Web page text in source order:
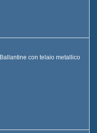
con telaio metallico